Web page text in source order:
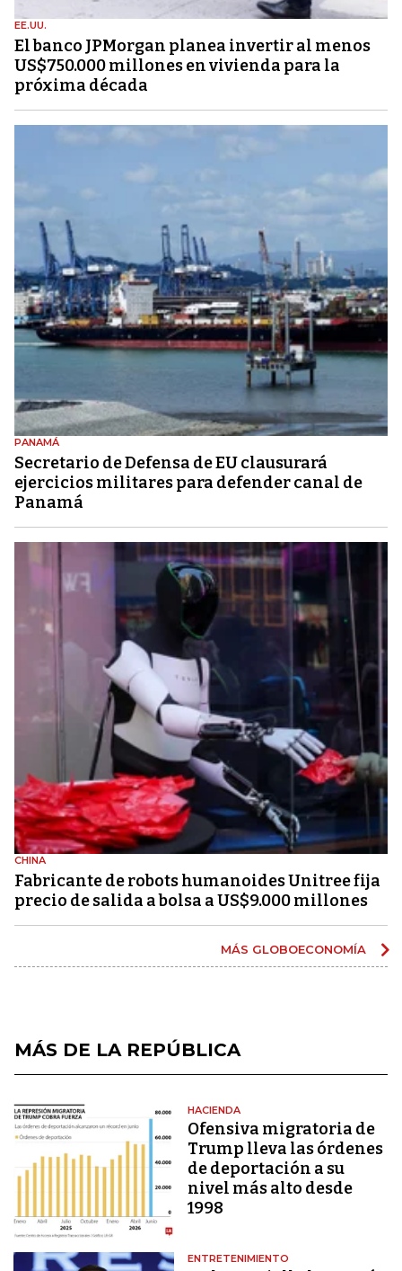
EE.UU.
El banco JPMorgan planea invertir al menos
US$750.000 millones en vivienda para la
próxima década
PANAMÁ
Secretario de Defensa de EU clausurará
ejercicios militares para defender canal de
Panamá
CHINA
Fabricante de robots humanoides Unitree fija
precio de salida a bolsa a US$9.000 millones
MÁS GLOBOECONOMÍA
MÁS DE LA REPÚBLICA
HACIENDA
Ofensiva migratoria de
Trump lleva las órdenes
de deportación a su
nivel más alto desde
1998
ENTRETENIMIENTO